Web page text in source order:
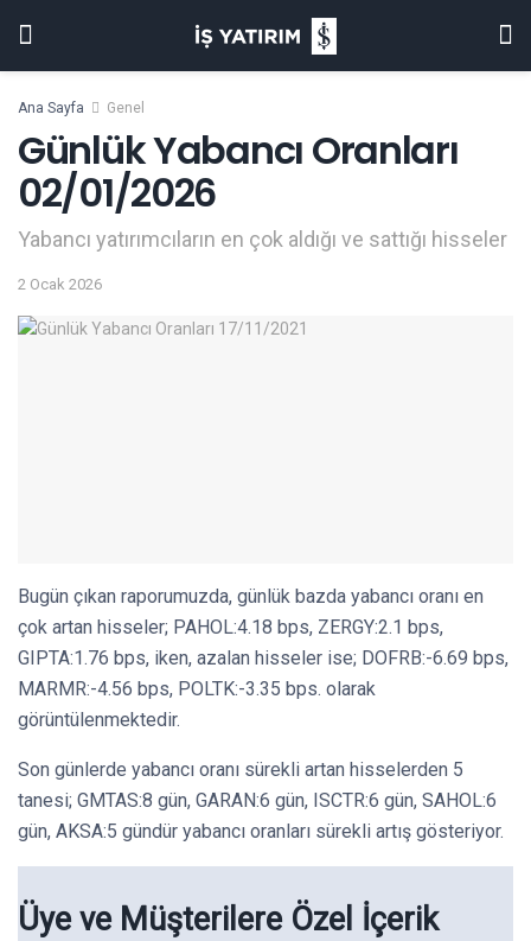
Ana Sayfa Genel
Günlük Yabancı Oranları
02/01/2026
Yabancı yatırımcıların en çok aldığı ve sattığı hisseler
2 Ocak 2026
Bugün çıkan raporumuzda, günlük bazda yabancı oranı en
çok artan hisseler; PAHOL:4.18 bps, ZERGY:2.1 bps,
GIPTA:1.76 bps, iken, azalan hisseler ise; DOFRB:-6.69 bps,
MARMR:-4.56 bps, POLTK:-3.35 bps. olarak
görüntülenmektedir.
Son günlerde yabancı oranı sürekli artan hisselerden 5
tanesi; GMTAS:8 gün, GARAN:6 gün, ISCTR:6 gün, SAHOL:6
gün, AKSA:5 gündür yabancı oranları sürekli artış gösteriyor.
Üye ve Müşterilere Özel İçerik